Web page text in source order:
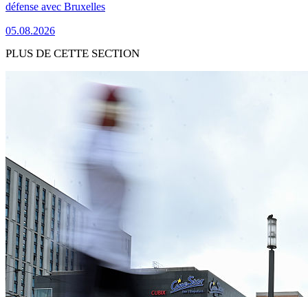
défense avec Bruxelles
05.08.2026
PLUS DE CETTE SECTION